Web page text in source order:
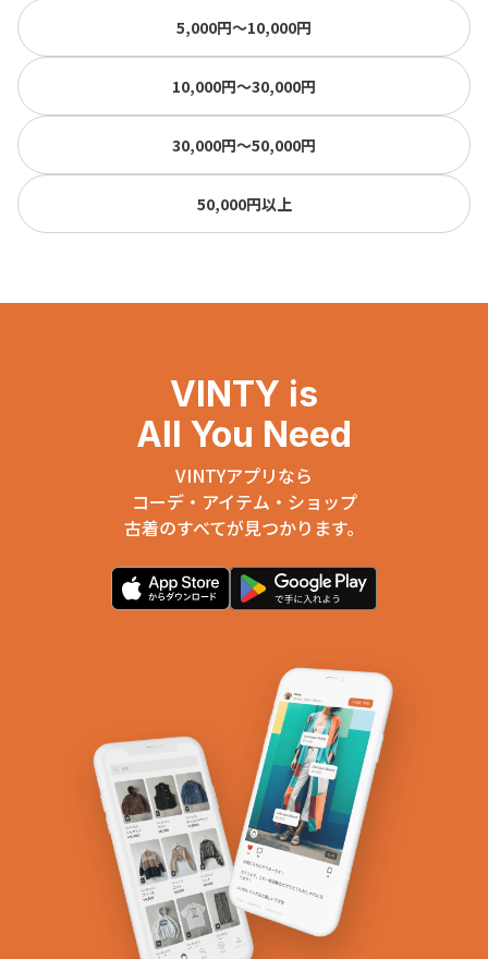
5,000円〜10,000円
10,000円〜30,000円
30,000円〜50,000円
50,000円以上
VINTY is
All You Need
VINTYアプリなら
コーデ・アイテム・ショップ
古着のすべてが見つかります。